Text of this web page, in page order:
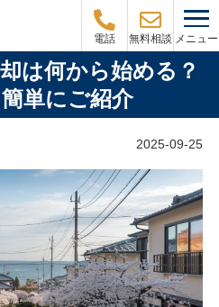
電話 無料相談 メニュー
は何から始める？
単にご紹介
2025-09-25